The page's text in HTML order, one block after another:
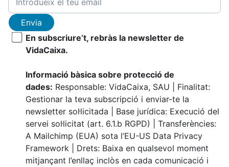
Envia
En subscriure’t, rebràs la newsletter de
VidaCaixa.
Informació bàsica sobre protecció de
dades: Responsable: VidaCaixa, SAU | Finalitat:
Gestionar la teva subscripció i enviar-te la
newsletter sol·licitada | Base jurídica: Execució del
servei sol·licitat (art. 6.1.b RGPD) | Transferències:
A Mailchimp (EUA) sota l’EU-US Data Privacy
Framework | Drets: Baixa en qualsevol moment
mitjançant l’enllaç inclòs en cada comunicació i